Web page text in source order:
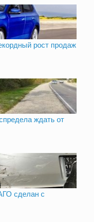
рост продаж
ждать от
сделан с